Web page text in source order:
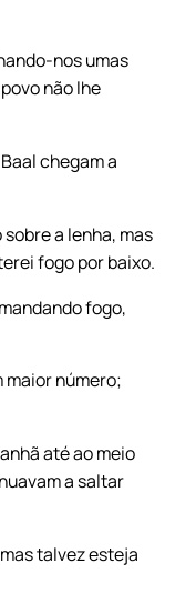
nos umas
não lhe
chegam a
a lenha, mas
fogo por baixo.
fogo,
maior número;
até ao meio
a saltar
talvez esteja